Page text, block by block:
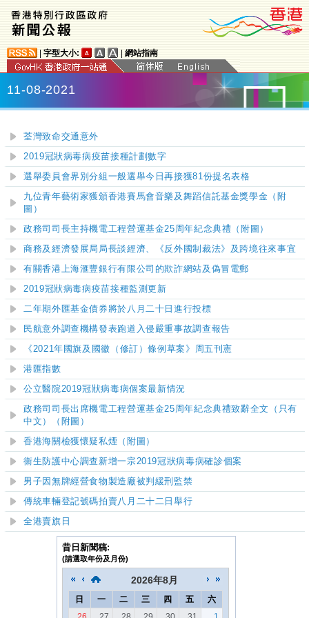
字型大小: 網站指南
11-08-2021
荃灣致命交通意外
2019冠狀病毒病疫苗接種計劃數字
選舉委員會界別分組一般選舉今日再接獲81份提名表格
九位青年藝術家獲頒香港賽馬會音樂及舞蹈信託基金獎學金（附
圖）
政務司司長主持機電工程營運基金25周年紀念典禮（附圖）
商務及經濟發展局局長談經濟、《反外國制裁法》及跨境往來事宜
有關香港上海滙豐銀行有限公司的欺詐網站及偽冒電郵
2019冠狀病毒病疫苗接種監測更新
二年期外匯基金債券將於八月二十日進行投標
民航意外調查機構發表跑道入侵嚴重事故調查報告
《2021年國旗及國徽（修訂）條例草案》周五刊憲
港匯指數
公立醫院2019冠狀病毒病個案最新情況
政務司司長出席機電工程營運基金25周年紀念典禮致辭全文（只有
中文）（附圖）
香港海關檢獲懷疑私煙（附圖）
衞生防護中心調查新增一宗2019冠狀病毒病確診個案
男子因無牌經營食物製造廠被判緩刑監禁
傳統車輛登記號碼拍賣八月二十二日舉行
全港賣旗日
昔日新聞稿:
(請選取年份及月份)
2026年8月
日 一 二 三 四 五
六